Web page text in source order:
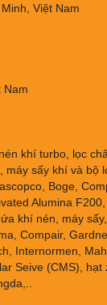
Việt Nam
Nam
khí turbo, lọc
máy sấy khí và bộ
Boge,
Alumina
khí nén, máy
Compair,
Internormen,
Seive (CMS), hạt